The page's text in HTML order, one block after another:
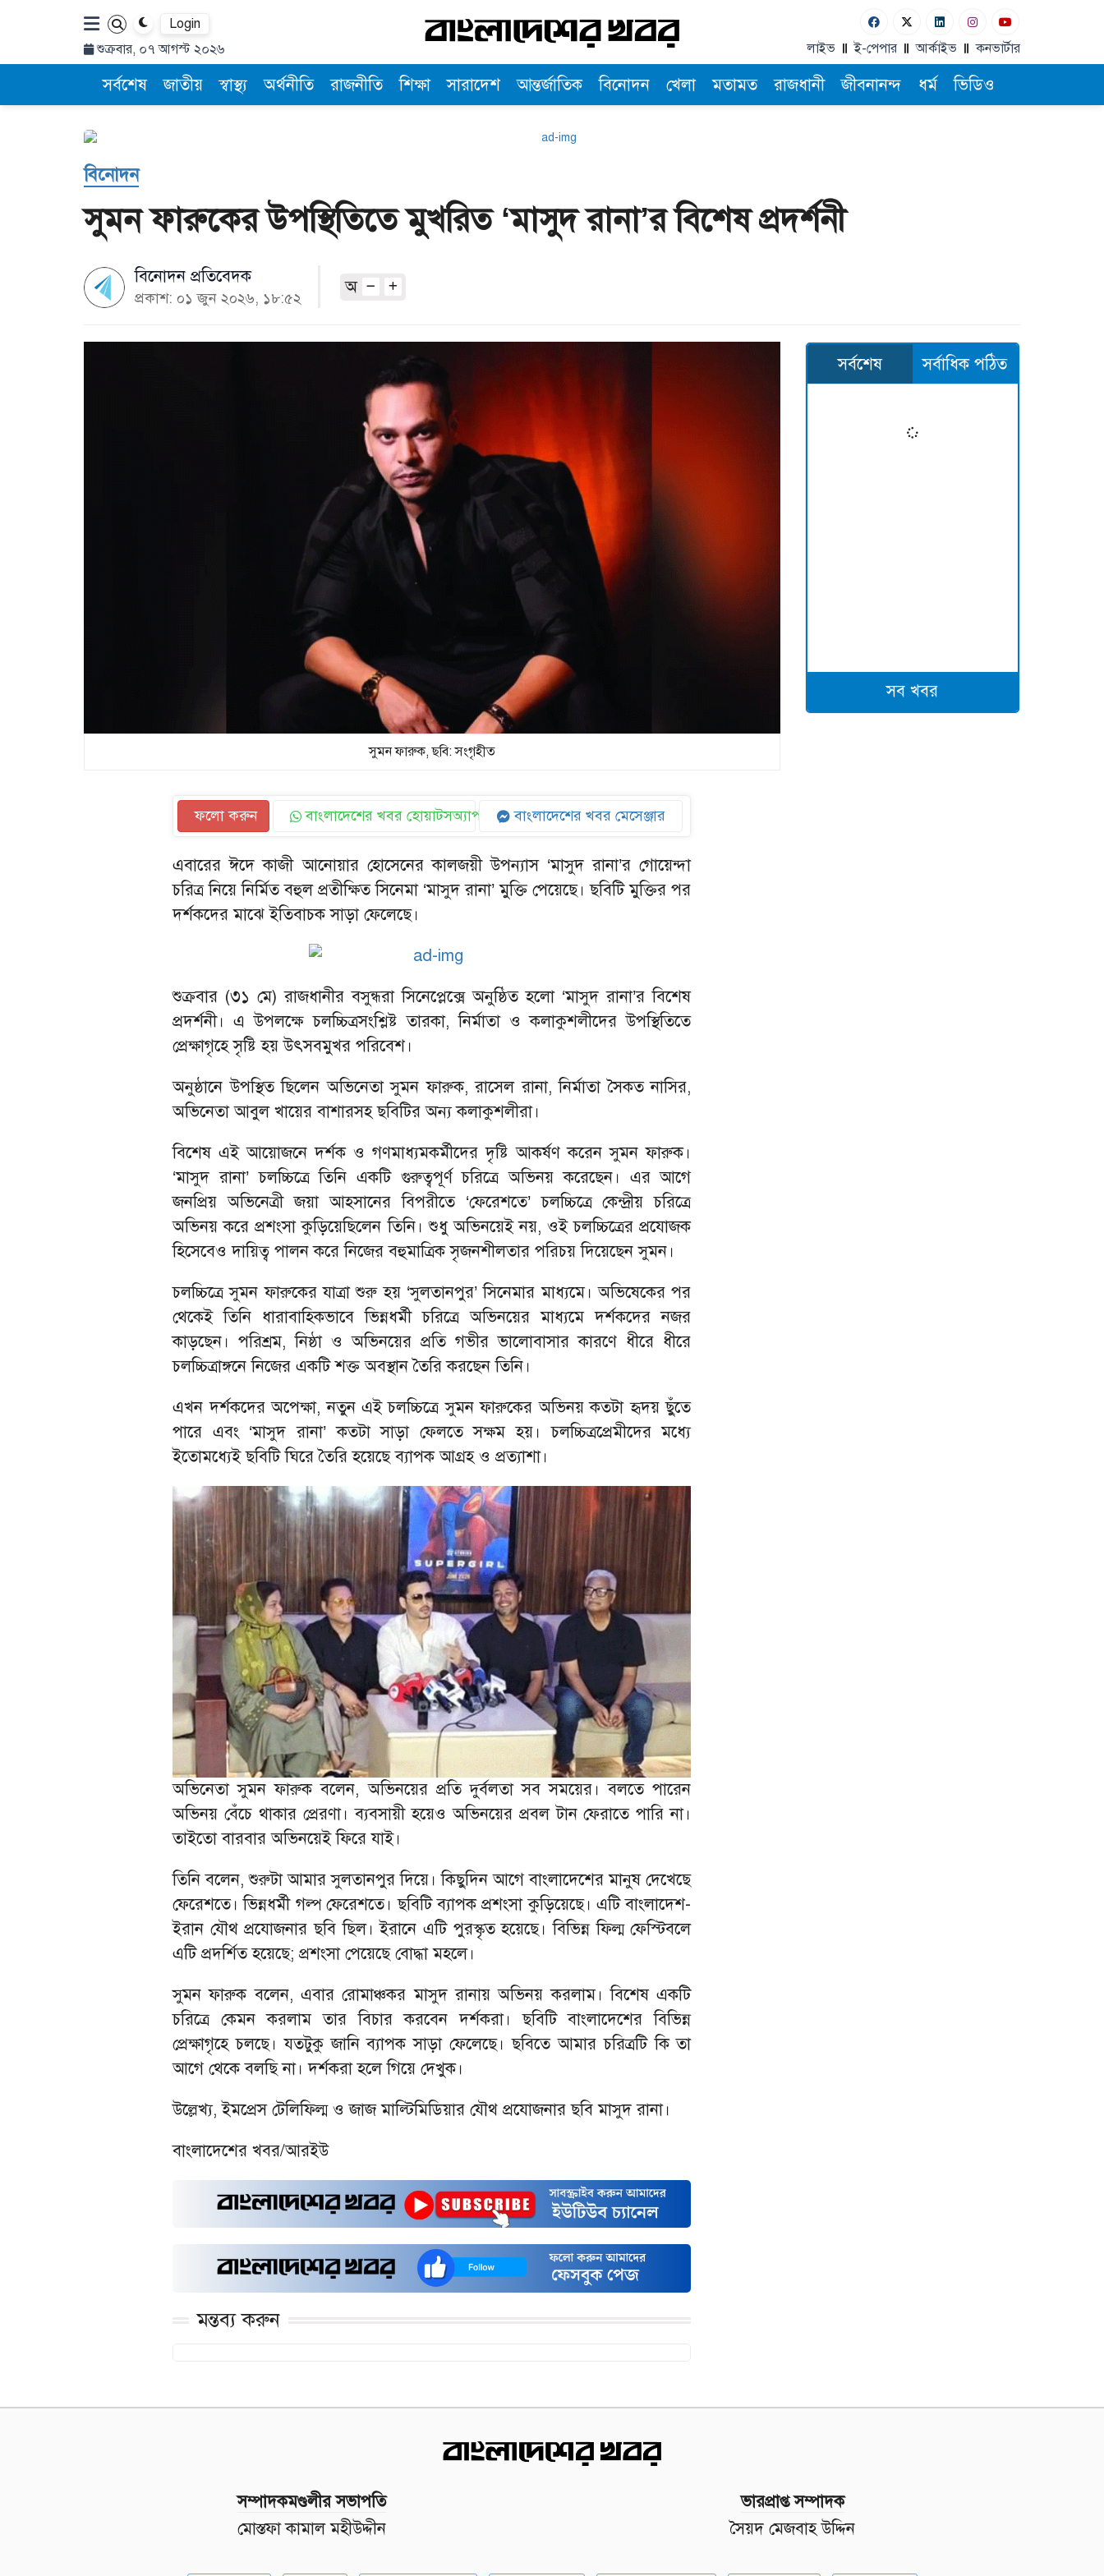
Login
শুক্রবার, ০৭ আগস্ট ২০২৬
লাইভ ই-পেপার আর্কাইভ কনভার্টার
সর্বশেষ জাতীয় স্বাস্থ্য অর্থনীতি রাজনীতি শিক্ষা সারাদেশ আন্তর্জাতিক বিনোদন খেলা মতামত রাজধানী জীবনানন্দ ধর্ম ভিডিও
বিনোদন
সুমন ফারুকের উপস্থিতিতে মুখরিত ‘মাসুদ রানা’র বিশেষ প্রদর্শনী
বিনোদন প্রতিবেদক
প্রকাশ: ০১ জুন ২০২৬, ১৮:৫২
অ
সুমন ফারুক, ছবি: সংগৃহীত
ফলো করুন বাংলাদেশের খবর হোয়াটসঅ্যাপ বাংলাদেশের খবর মেসেঞ্জার
এবারের ঈদে কাজী আনোয়ার হোসেনের কালজয়ী উপন্যাস ‘মাসুদ রানা’র গোয়েন্দা
চরিত্র নিয়ে নির্মিত বহুল প্রতীক্ষিত সিনেমা ‘মাসুদ রানা’ মুক্তি পেয়েছে। ছবিটি মুক্তির পর
দর্শকদের মাঝে ইতিবাচক সাড়া ফেলেছে।
শুক্রবার (৩১ মে) রাজধানীর বসুন্ধরা সিনেপ্লেক্সে অনুষ্ঠিত হলো ‘মাসুদ রানা’র বিশেষ
প্রদর্শনী। এ উপলক্ষে চলচ্চিত্রসংশ্লিষ্ট তারকা, নির্মাতা ও কলাকুশলীদের উপস্থিতিতে
প্রেক্ষাগৃহে সৃষ্টি হয় উৎসবমুখর পরিবেশ।
অনুষ্ঠানে উপস্থিত ছিলেন অভিনেতা সুমন ফারুক, রাসেল রানা, নির্মাতা সৈকত নাসির,
অভিনেতা আবুল খায়ের বাশারসহ ছবিটির অন্য কলাকুশলীরা।
বিশেষ এই আয়োজনে দর্শক ও গণমাধ্যমকর্মীদের দৃষ্টি আকর্ষণ করেন সুমন ফারুক।
‘মাসুদ রানা’ চলচ্চিত্রে তিনি একটি গুরুত্বপূর্ণ চরিত্রে অভিনয় করেছেন। এর আগে
জনপ্রিয় অভিনেত্রী জয়া আহসানের বিপরীতে ‘ফেরেশতে’ চলচ্চিত্রে কেন্দ্রীয় চরিত্রে
অভিনয় করে প্রশংসা কুড়িয়েছিলেন তিনি। শুধু অভিনয়েই নয়, ওই চলচ্চিত্রের প্রযোজক
হিসেবেও দায়িত্ব পালন করে নিজের বহুমাত্রিক সৃজনশীলতার পরিচয় দিয়েছেন সুমন।
চলচ্চিত্রে সুমন ফারুকের যাত্রা শুরু হয় ‘সুলতানপুর’ সিনেমার মাধ্যমে। অভিষেকের পর
থেকেই তিনি ধারাবাহিকভাবে ভিন্নধর্মী চরিত্রে অভিনয়ের মাধ্যমে দর্শকদের নজর
কাড়ছেন। পরিশ্রম, নিষ্ঠা ও অভিনয়ের প্রতি গভীর ভালোবাসার কারণে ধীরে ধীরে
চলচ্চিত্রাঙ্গনে নিজের একটি শক্ত অবস্থান তৈরি করছেন তিনি।
এখন দর্শকদের অপেক্ষা, নতুন এই চলচ্চিত্রে সুমন ফারুকের অভিনয় কতটা হৃদয় ছুঁতে
পারে এবং ‘মাসুদ রানা’ কতটা সাড়া ফেলতে সক্ষম হয়। চলচ্চিত্রপ্রেমীদের মধ্যে
ইতোমধ্যেই ছবিটি ঘিরে তৈরি হয়েছে ব্যাপক আগ্রহ ও প্রত্যাশা।
অভিনেতা সুমন ফারুক বলেন, অভিনয়ের প্রতি দুর্বলতা সব সময়ের। বলতে পারেন
অভিনয় বেঁচে থাকার প্রেরণা। ব্যবসায়ী হয়েও অভিনয়ের প্রবল টান ফেরাতে পারি না।
তাইতো বারবার অভিনয়েই ফিরে যাই।
তিনি বলেন, শুরুটা আমার সুলতানপুর দিয়ে। কিছুদিন আগে বাংলাদেশের মানুষ দেখেছে
ফেরেশতে। ভিন্নধর্মী গল্প ফেরেশতে। ছবিটি ব্যাপক প্রশংসা কুড়িয়েছে। এটি বাংলাদেশ-
ইরান যৌথ প্রযোজনার ছবি ছিল। ইরানে এটি পুরস্কৃত হয়েছে। বিভিন্ন ফিল্ম ফেস্টিবলে
এটি প্রদর্শিত হয়েছে; প্রশংসা পেয়েছে বোদ্ধা মহলে।
সুমন ফারুক বলেন, এবার রোমাঞ্চকর মাসুদ রানায় অভিনয় করলাম। বিশেষ একটি
চরিত্রে কেমন করলাম তার বিচার করবেন দর্শকরা। ছবিটি বাংলাদেশের বিভিন্ন
প্রেক্ষাগৃহে চলছে। যতটুকু জানি ব্যাপক সাড়া ফেলেছে। ছবিতে আমার চরিত্রটি কি তা
আগে থেকে বলছি না। দর্শকরা হলে গিয়ে দেখুক।
উল্লেখ্য, ইমপ্রেস টেলিফিল্ম ও জাজ মাল্টিমিডিয়ার যৌথ প্রযোজনার ছবি মাসুদ রানা।
বাংলাদেশের খবর/আরইউ
মন্তব্য করুন
সর্বশেষ সর্বাধিক পঠিত
সব খবর
সম্পাদকমণ্ডলীর সভাপতি
মোস্তফা কামাল মহীউদ্দীন
ভারপ্রাপ্ত সম্পাদক
সৈয়দ মেজবাহ উদ্দিন